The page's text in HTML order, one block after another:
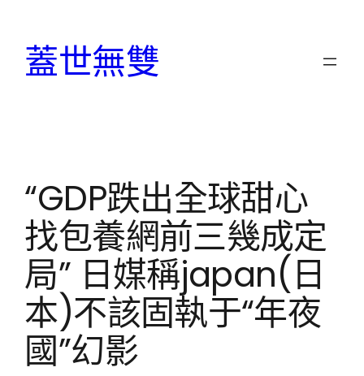
蓋世無雙
“GDP跌出全球甜心
找包養網前三幾成定
局” 日媒稱japan(日
本)不該固執于“年夜
國”幻影